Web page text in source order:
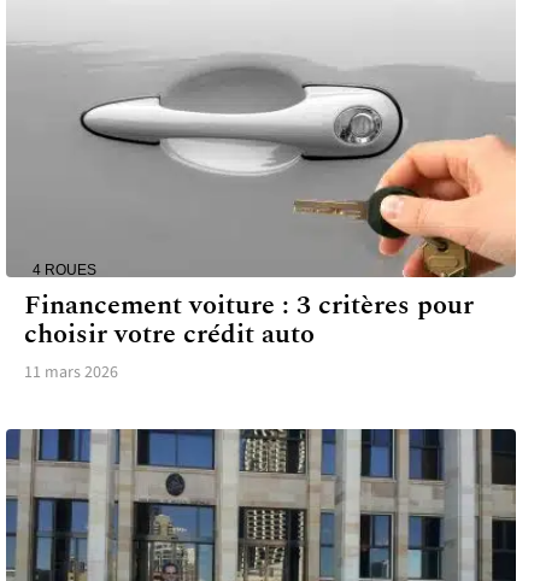
4 ROUES
Financement voiture : 3 critères pour
choisir votre crédit auto
11 mars 2026